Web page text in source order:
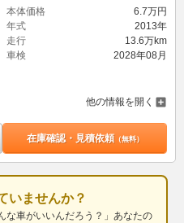
本体価格
6.7万円
年式
2013年
走行
13.6万km
車検
2028年08月
他の情報を開く
在庫確認・見積依頼（無料）
いませんか？
な車がいいんだろう？」あなたの